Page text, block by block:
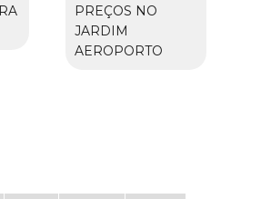
PREÇOS NO
JARDIM
AEROPORTO